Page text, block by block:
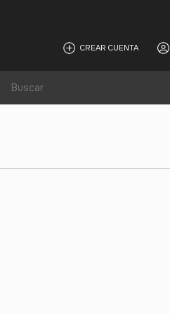
CREAR CUENTA
Alquiler de equipos de sonido y